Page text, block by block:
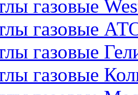
газовые
газовые
газовые
газовые